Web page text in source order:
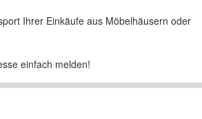
Ihrer Einkäufe aus Möbelhäusern oder
einfach melden!